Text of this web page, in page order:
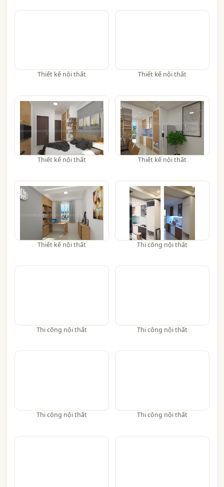
Thiết kế nội thất Thiết kế nội thất
Thiết kế nội thất Thiết kế nội thất
Thiết kế nội thất Thi công nội thất
Thi công nội thất Thi công nội thất
Thi công nội thất Thi công nội thất